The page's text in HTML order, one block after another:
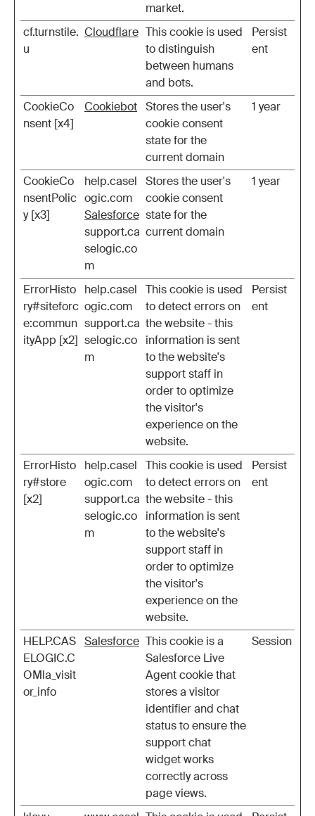
market.
cf.turnstile.
u
Cloudflare This cookie is used
to distinguish
between humans
and bots.
Persist
ent
CookieCo
nsent [x4]
Cookiebot Stores the user's
cookie consent
state for the
current domain
1 year
CookieCo
nsentPolic
y [x3]
help.casel
ogic.com
Salesforce
support.ca
selogic.co
m
Stores the user's
cookie consent
state for the
current domain
1 year
ErrorHisto
ry#siteforc
e:commun
ityApp [x2]
help.casel
ogic.com
support.ca
selogic.co
m
This cookie is used
to detect errors on
the website - this
information is sent
to the website's
support staff in
order to optimize
the visitor's
experience on the
website.
Persist
ent
ErrorHisto
ry#store
[x2]
help.casel
ogic.com
support.ca
selogic.co
m
This cookie is used
to detect errors on
the website - this
information is sent
to the website's
support staff in
order to optimize
the visitor's
experience on the
website.
Persist
ent
HELP.CAS
ELOGIC.C
OMla_visit
or_info
Salesforce This cookie is a
Salesforce Live
Agent cookie that
stores a visitor
identifier and chat
status to ensure the
support chat
widget works
correctly across
page views.
Session